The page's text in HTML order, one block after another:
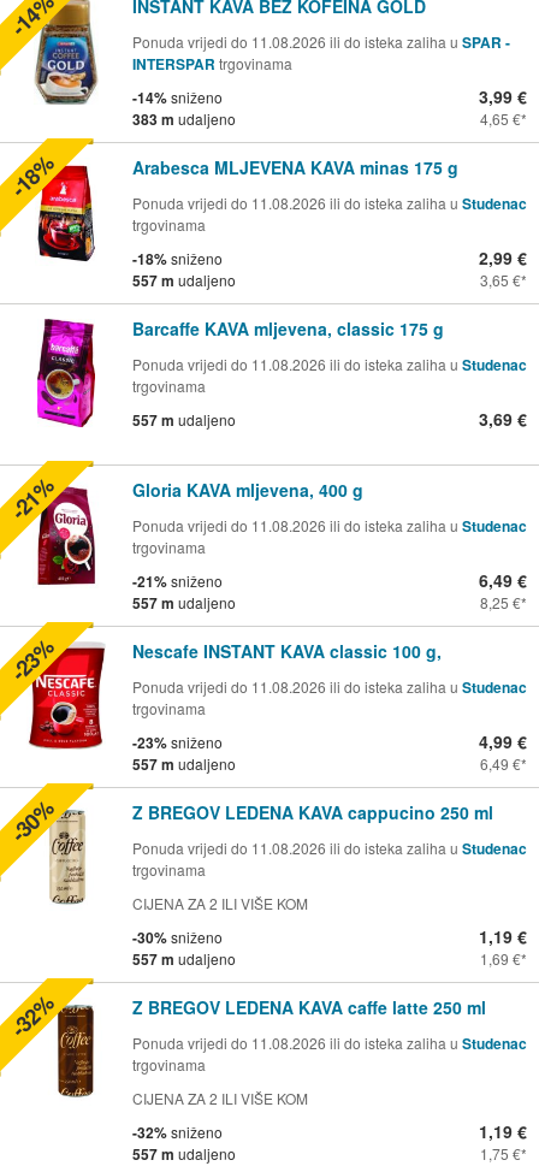
INSTANT KAVA BEZ KOFEINA GOLD
Ponuda vrijedi do 11.08.2026 ili do isteka zaliha u SPAR -
INTERSPAR trgovinama
-14%sniženo
383 m udaljeno
3,99 €
4,65 €
-14%
Arabesca MLJEVENA KAVA minas 175 g
Ponuda vrijedi do 11.08.2026 ili do isteka zaliha u Studenac
trgovinama
-18%sniženo
557 m udaljeno
2,99 €
3,65 €
-18%
Barcaffe KAVA mljevena, classic 175 g
Ponuda vrijedi do 11.08.2026 ili do isteka zaliha u Studenac
trgovinama
557 m udaljeno 3,69 €
Gloria KAVA mljevena, 400 g
Ponuda vrijedi do 11.08.2026 ili do isteka zaliha u Studenac
trgovinama
-21%sniženo
557 m udaljeno
6,49 €
8,25 €
-21%
Nescafe INSTANT KAVA classic 100 g,
Ponuda vrijedi do 11.08.2026 ili do isteka zaliha u Studenac
trgovinama
-23%sniženo
557 m udaljeno
4,99 €
6,49 €
-23%
Z BREGOV LEDENA KAVA cappucino 250 ml
Ponuda vrijedi do 11.08.2026 ili do isteka zaliha u Studenac
trgovinama
CIJENA ZA 2 ILI VIŠE KOM
-30%sniženo
557 m udaljeno
1,19 €
1,69 €
-30%
Z BREGOV LEDENA KAVA caffe latte 250 ml
Ponuda vrijedi do 11.08.2026 ili do isteka zaliha u Studenac
trgovinama
CIJENA ZA 2 ILI VIŠE KOM
-32%sniženo
557 m udaljeno
1,19 €
1,75 €
-32%